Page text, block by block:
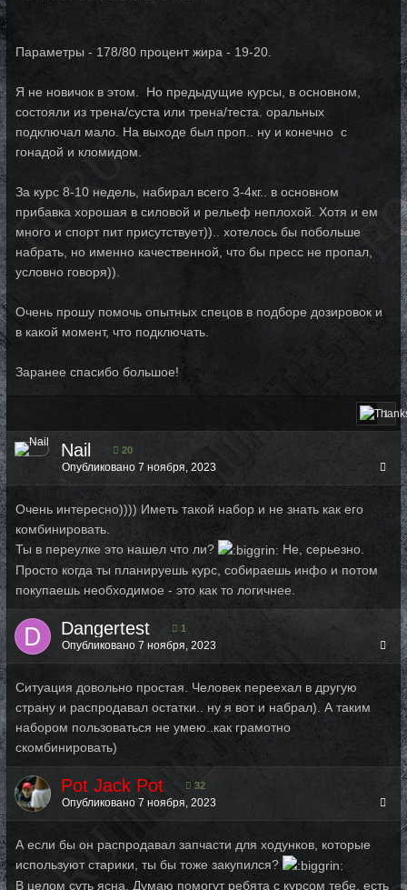
Параметры - 178/80 процент жира - 19-20.
Я не новичок в этом. Но предыдущие курсы, в основном,
состояли из трена/суста или трена/теста. оральных
подключал мало. На выходе был проп.. ну и конечно с
гонадой и кломидом.
За курс 8-10 недель, набирал всего 3-4кг.. в основном
прибавка хорошая в силовой и рельеф неплохой. Хотя и ем
много и спорт пит присутствует)).. хотелось бы побольше
набрать, но именно качественной, что бы пресс не пропал,
условно говоря)).
Очень прошу помочь опытных спецов в подборе дозировок и
в какой момент, что подключать.
Заранее спасибо большое!
1
Nail 20
Опубликовано 7 ноября, 2023
Очень интересно)))) Иметь такой набор и не знать как его
комбинировать.
Ты в переулке это нашел что ли?
Не, серьезно.
Просто когда ты планируешь курс, собираешь инфо и потом
покупаешь необходимое - это как то логичнее.
Dangertest 1
Опубликовано 7 ноября, 2023
Ситуация довольно простая. Человек переехал в другую
страну и распродавал остатки.. ну я вот и набрал). А таким
набором пользоваться не умею..как грамотно
скомбинировать)
Pot Jack Pot 32
Опубликовано7 ноября, 2023
А если бы он распродавал запчасти для ходунков, которые
используют старики, ты бы тоже закупился?
В целом суть ясна. Думаю помогут ребята с курсом тебе, есть